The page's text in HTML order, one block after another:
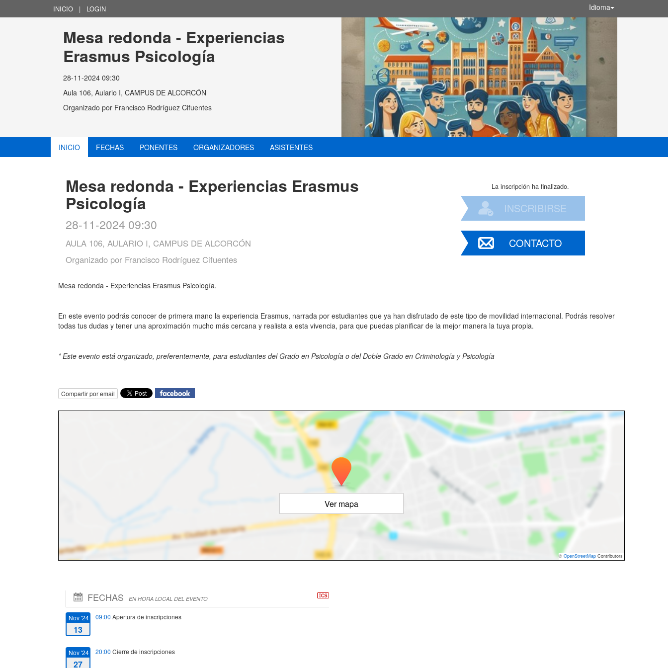
INICIO | LOGIN Idioma
Mesa redonda - Experiencias
Erasmus Psicología
28-11-2024 09:30
Aula 106, Aulario I, CAMPUS DE ALCORCÓN
Organizado por Francisco Rodríguez Cifuentes
INICIO FECHAS PONENTES ORGANIZADORES ASISTENTES
Mesa redonda - Experiencias Erasmus
Psicología
28-11-2024 09:30
AULA 106, AULARIO I, CAMPUS DE ALCORCÓN
Organizado por Francisco Rodríguez Cifuentes
La inscripción ha finalizado.
INSCRIBIRSE
CONTACTO
Mesa redonda - Experiencias Erasmus Psicología.
En este evento podrás conocer de primera mano la experiencia Erasmus, narrada por estudiantes que ya han disfrutado de este tipo de movilidad internacional. Podrás resolver
todas tus dudas y tener una aproximación mucho más cercana y realista a esta vivencia, para que puedas planificar de la mejor manera la tuya propia.
* Este evento está organizado, preferentemente, para estudiantes del Grado en Psicología o del Doble Grado en Criminología y Psicología
Compartir por email
Ver mapa
© OpenStreetMap Contributors
FECHAS EN HORA LOCAL DEL EVENTO
Nov '24
13
09:00 Apertura de inscripciones
Nov '24
27
20:00 Cierre de inscripciones